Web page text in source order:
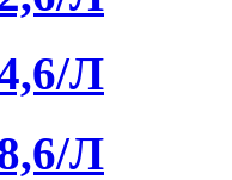
Л
Л